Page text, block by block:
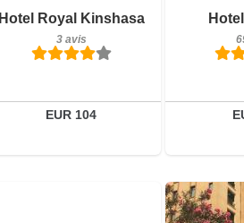
Hotel Royal Kinshasa
3 avis
EUR 104
3 avis
Détails
Réserver
1